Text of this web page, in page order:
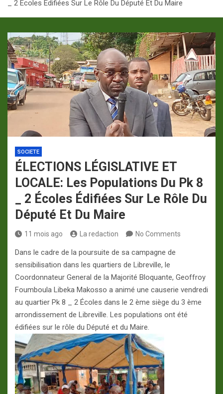
_ 2 Écoles Édifiées Sur Le Rôle Du Député Et Du Maire
SOCIETE
ÉLECTIONS LÉGISLATIVE ET
LOCALE: Les Populations Du Pk 8
_ 2 Écoles Édifiées Sur Le Rôle Du
Député Et Du Maire
11 mois ago La redaction No Comments
Dans le cadre de la poursuite de sa campagne de
sensibilisation dans les quartiers de Libreville, le
Coordonnateur General de la Majorité Bloquante, Geoffroy
Foumboula Libeka Makosso a animé une causerie vendredi
au quartier Pk 8 _ 2 Écoles dans le 2 ème siège du 3 ème
arrondissement de Libreville. Les populations ont été
édifiées sur le rôle du Député et du Maire.